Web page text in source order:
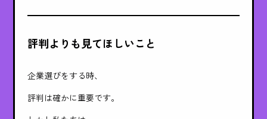
評判よりも見てほしいこと
企業選びをする時、
評判は確かに重要です。